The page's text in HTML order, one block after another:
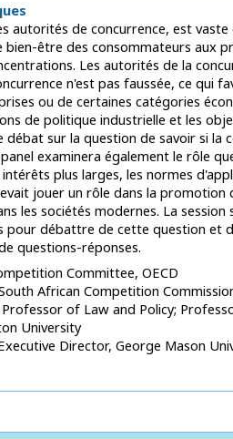
autorités de concurrence, est vaste
être des consommateurs aux
Les autorités de la
n'est pas faussée, ce qui
ou de certaines catégories
de politique industrielle et les
sur la question de savoir si la
examinera également le rôle
plus larges, les normes
jouer un rôle dans la promotion
les sociétés modernes. La session
débattre de cette question et
questions-réponses.
Committee OECD
African Competition
of Law and Policy;
University
Director George Mason